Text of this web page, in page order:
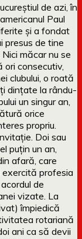
de azi, în
Paul
și a fondat
presus de tine
măcar nu se
ori consecutiv,
clubului, o roată
dințate la rându-
un singur an,
orice
propriu.
Doi sau
puțin un an,
afară, care
exercită profesia
de
vizate. La
împiedică
rotariană
ani ca să devii